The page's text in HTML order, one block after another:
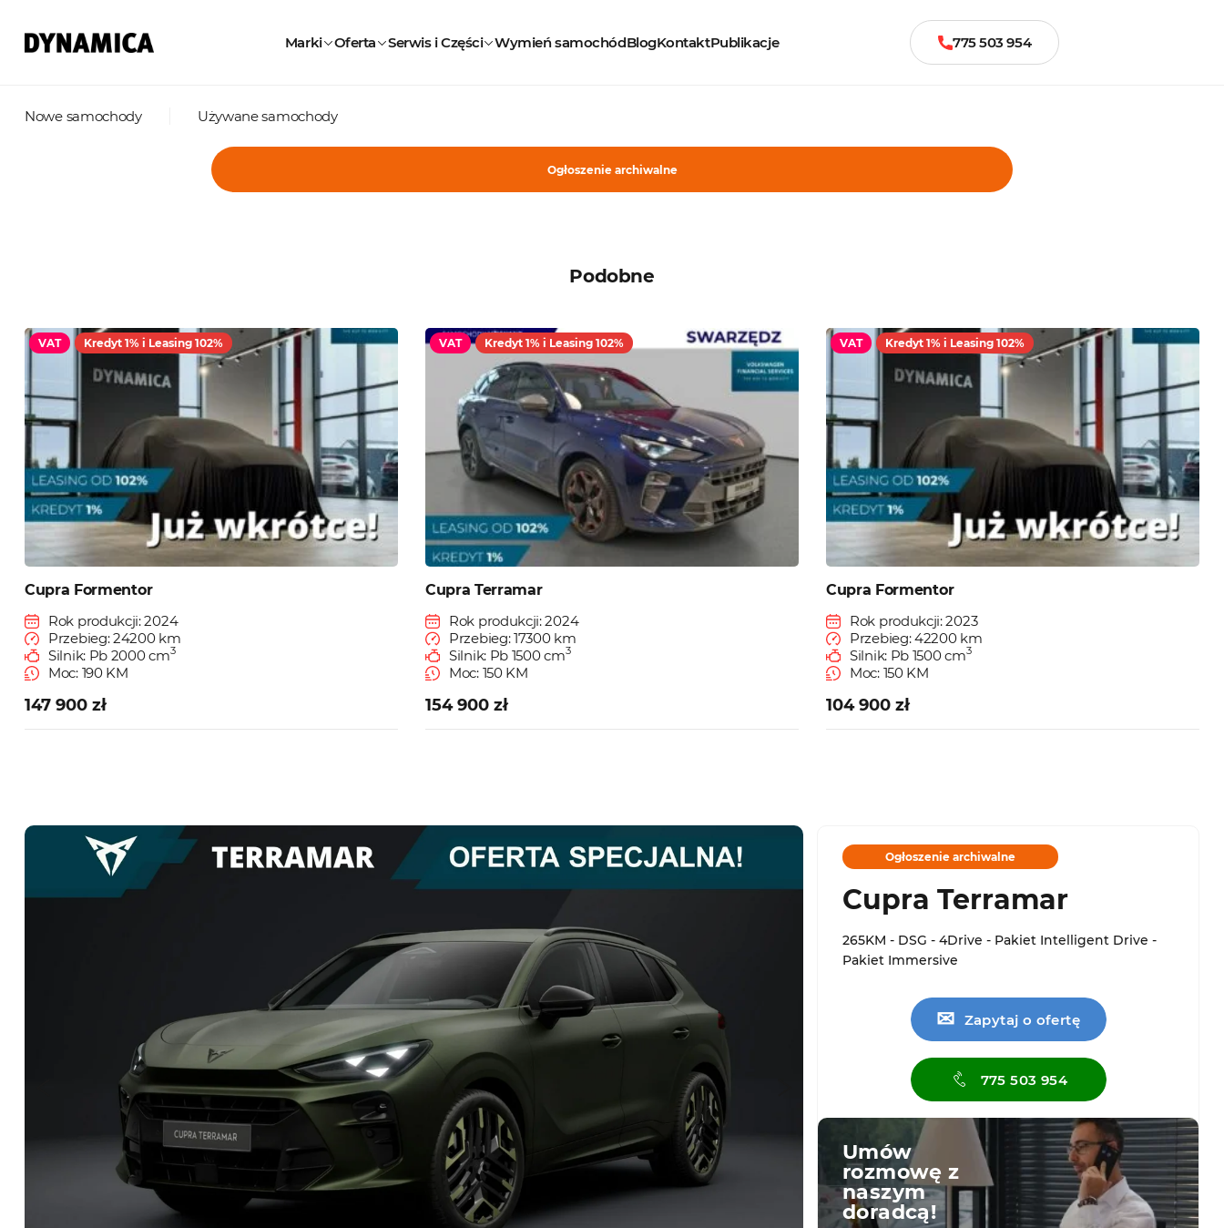
Marki Oferta Serwis i Części Wymień samochódBlogKontaktPublikacje 775 503 954
Nowe samochody Używane samochody
Ogłoszenie archiwalne
Podobne
VAT Kredyt 1% i Leasing 102%
Cupra Formentor
Rok produkcji: 2024
Przebieg: 24200 km
Silnik: Pb 2000 cm3
Moc: 190 KM
147 900 zł
VAT Kredyt 1% i Leasing 102%
Cupra Terramar
Rok produkcji: 2024
Przebieg: 17300 km
Silnik: Pb 1500 cm3
Moc: 150 KM
154 900 zł
VAT Kredyt 1% i Leasing 102%
Cupra Formentor
Rok produkcji: 2023
Przebieg: 42200 km
Silnik: Pb 1500 cm3
Moc: 150 KM
104 900 zł
Ogłoszenie archiwalne
Cupra Terramar
265KM - DSG - 4Drive - Pakiet Intelligent Drive -
Pakiet Immersive
✉ Zapytaj o ofertę
775 503 954
Umów
rozmowę z
naszym
doradcą!